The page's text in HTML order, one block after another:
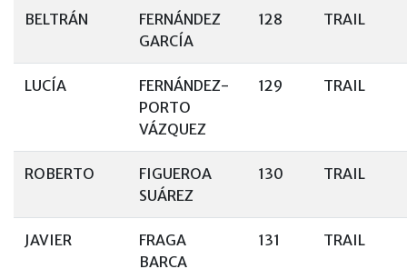
BELTRÁN
FERNÁNDEZ
GARCÍA
128 TRAIL
LUCÍA
FERNÁNDEZ-
PORTO
VÁZQUEZ
129 TRAIL
ROBERTO
FIGUEROA
SUÁREZ
130 TRAIL
JAVIER
FRAGA
BARCA
131 TRAIL